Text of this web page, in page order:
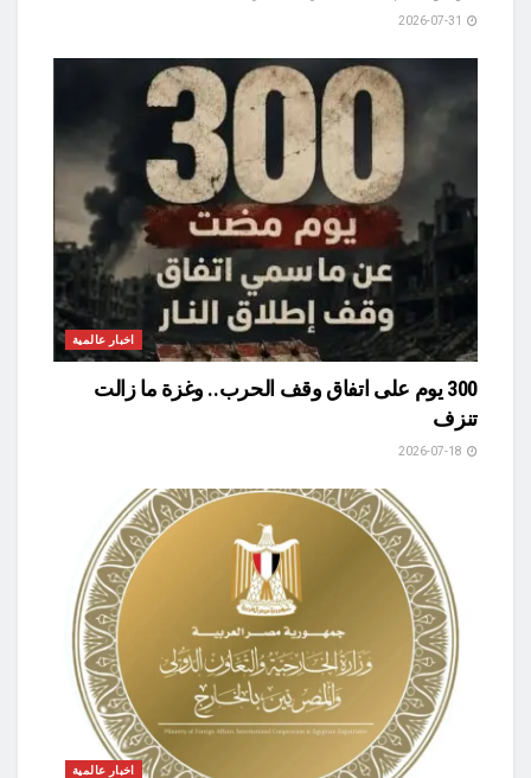
اخبار عالمية
300 يوم على اتفاق وقف الحرب.. وغزة ما زالت
تنزف
اخبار عالمية